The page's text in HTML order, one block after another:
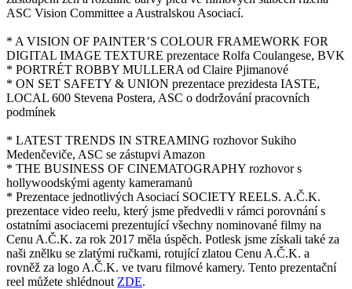
ASC Vision Committee a Australskou Asociací.
* A VISION OF PAINTER’S COLOUR FRAMEWORK FOR
DIGITAL IMAGE TEXTURE prezentace Rolfa Coulangese, BVK
* PORTRÉT ROBBY MULLERA od Claire Pjimanové
* ON SET SAFETY & UNION prezentace prezidesta IASTE,
LOCAL 600 Stevena Postera, ASC o dodržování pracovních
podmínek
* LATEST TRENDS IN STREAMING rozhovor Sukiho
Medenčeviče, ASC se zástupvi Amazon
* THE BUSINESS OF CINEMATOGRAPHY rozhovor s
hollywoodskými agenty kameramanů
* Prezentace jednotlivých Asociací SOCIETY REELS. A.Č.K.
prezentace video reelu, který jsme předvedli v rámci porovnání s
ostatními asociacemi prezentující všechny nominované filmy na
Cenu A.Č.K. za rok 2017 měla úspěch. Potlesk jsme získali také za
naši znělku se zlatými ručkami, rotující zlatou Cenu A.Č.K. a
rovněž za logo A.Č.K. ve tvaru filmové kamery. Tento prezentační
reel můžete shlédnout ZDE.